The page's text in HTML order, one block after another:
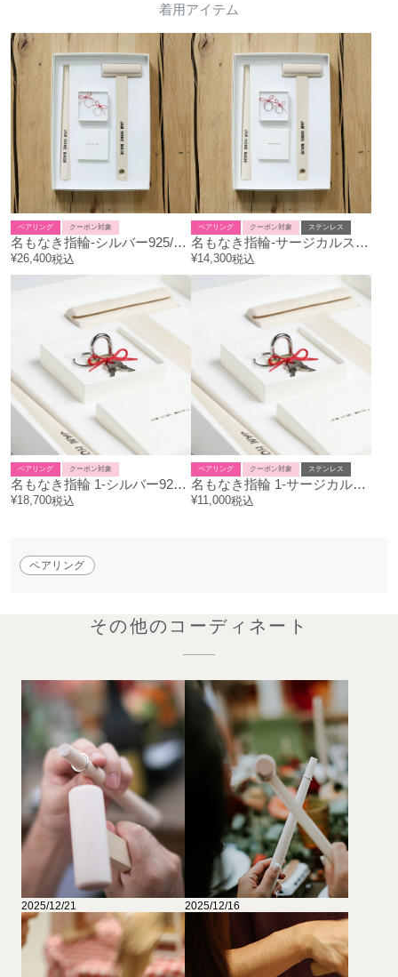
着用アイテム
名もなき指輪-シルバー925/ペアリング/2サイズセット
ペアリング クーポン対象
¥26,400税込
名もなき指輪-サージカルステンレス-/ペアリング/2サイズセット
ペアリング クーポン対象 ステンレス
¥14,300税込
名もなき指輪 1-シルバー925/1サイズ
ペアリング クーポン対象
¥18,700税込
名もなき指輪 1-サージカルステンレス / 1サイズ
ペアリング クーポン対象 ステンレス
¥11,000税込
ペアリング
その他のコーディネート
2025/12/21 2025/12/16